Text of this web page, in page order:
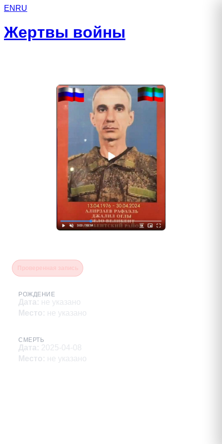
EN RU
Жертвы войны
РОЖДЕНИЕ
Дата: не указано
Место: не указано
СМЕРТЬ
Дата: 2025-04-08
Место: не указано